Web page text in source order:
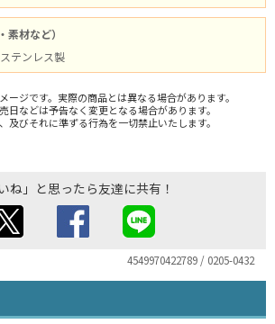
材など）
テンレス製
ージです。実際の商品とは異なる場合があります。
日などは予告なく変更となる場合があります。
及びそれに準ずる行為を一切禁止いたします。
いね」と思ったら友達に共有！
4549970422789 / 0205-0432